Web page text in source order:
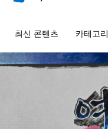
최신 콘텐츠 카테고리